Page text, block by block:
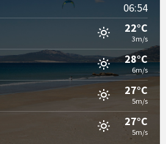
06:54
22°C
3m/s
28°C
6m/s
27°C
5m/s
27°C
5m/s